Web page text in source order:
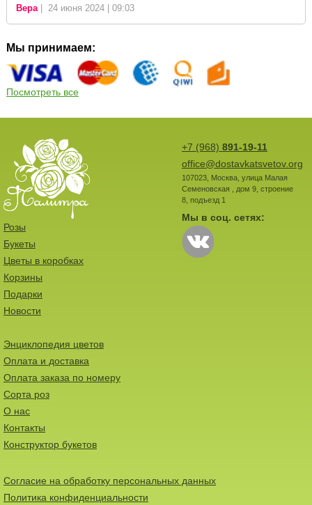
Вера| 24 июня 2024 | 09:03
Мы принимаем:
Посмотреть все
+7 (968) 891-19-11
office@dostavkatsvetov.org
107023, Москва, улица Малая
Семеновская , дом 9, строение
8, подъезд 1
Мы в соц. сетях:
Розы
Букеты
Цветы в коробках
Корзины
Подарки
Новости
Энциклопедия цветов
Оплата и доставка
Оплата заказа по номеру
Сорта роз
О нас
Контакты
Конструктор букетов
Согласие на обработку персональных данных
Политика конфиденциальности